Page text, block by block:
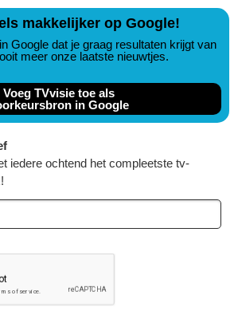
makkelijker op Google!
Google dat je graag resultaten krijgt van
meer onze laatste nieuwtjes.
Voeg TVvisie toe als
in Google
iedere ochtend het compleetste tv-